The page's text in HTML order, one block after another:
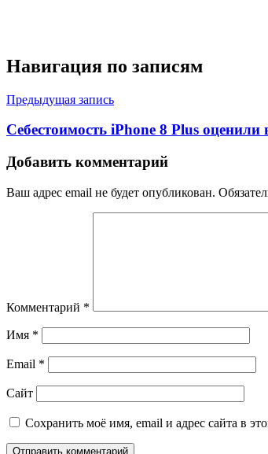
Навигация по записям
Предыдущая запись
Себестоимость iPhone 8 Plus оценили
Добавить комментарий
Ваш адрес email не будет опубликован.
Комментарий *
Имя *
Email *
Сайт
Сохранить моё имя, email и адрес сайта в